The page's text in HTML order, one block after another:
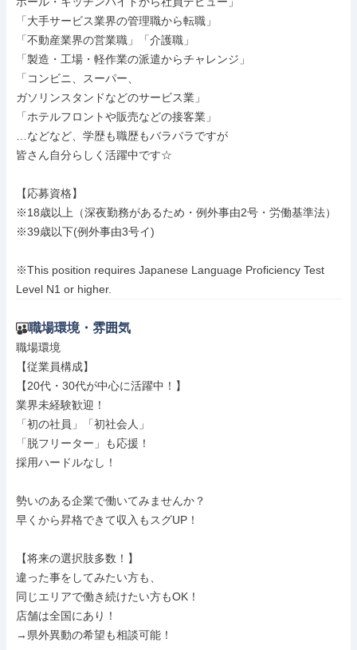
「大手サービス業界の管理職から転職」
「不動産業界の営業職」「介護職」
「製造・工場・軽作業の派遣からチャレンジ」
「コンビニ、スーパー、
ガソリンスタンドなどのサービス業」
「ホテルフロントや販売などの接客業」
…などなど、学歴も職歴もバラバラですが
皆さん自分らしく活躍中です☆
【応募資格】
※18歳以上（深夜勤務があるため・例外事由2号・労働基準法）
※39歳以下(例外事由3号イ)
※This position requires Japanese Language Proficiency Test
Level N1 or higher.
職場環境・雰囲気
職場環境
【従業員構成】
【20代・30代が中心に活躍中！】
業界未経験歓迎！
「初の社員」「初社会人」
「脱フリーター」も応援！
採用ハードルなし！
勢いのある企業で働いてみませんか？
早くから昇格できて収入もスグUP！
【将来の選択肢多数！】
違った事をしてみたい方も、
同じエリアで働き続けたい方もOK！
店舗は全国にあり！
→県外異動の希望も相談可能！